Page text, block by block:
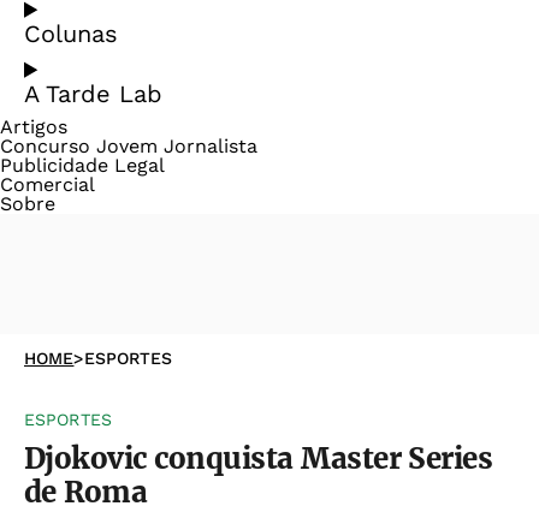
Colunas
A Tarde Lab
Artigos
Concurso Jovem Jornalista
Publicidade Legal
Comercial
Sobre
HOME>ESPORTES
ESPORTES
Djokovic conquista Master Series
de Roma